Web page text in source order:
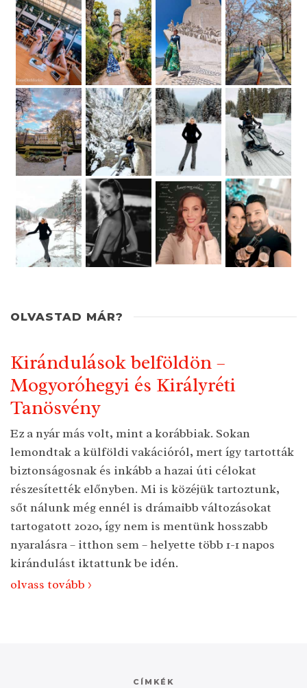
OLVASTAD MÁR?
Kirándulások belföldön –
Mogyoróhegyi és Királyréti
Tanösvény
Ez a nyár más volt, mint a korábbiak. Sokan
lemondtak a külföldi vakációról, mert így tartották
biztonságosnak és inkább a hazai úti célokat
részesítették előnyben. Mi is közéjük tartoztunk,
sőt nálunk még ennél is drámaibb változásokat
tartogatott 2020, így nem is mentünk hosszabb
nyaralásra – itthon sem – helyette több 1-1 napos
kirándulást iktattunk be idén.
olvass tovább >
CÍMKÉK